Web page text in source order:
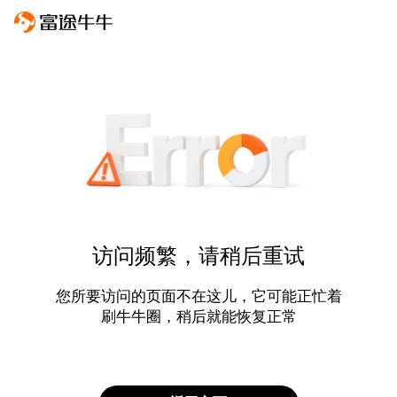
访问频繁，请稍后重试
您所要访问的页面不在这儿，它可能正忙着
刷牛牛圈，稍后就能恢复正常